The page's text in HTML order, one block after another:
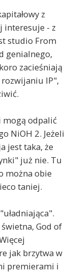
z
interesuje - z
studio From
genialnego,
zacieśniają
rozwijaniu IP",
mogą odpalić
NiOH 2. Jeżeli
jest taka, że
już nie. Tu
można obie
taniej.
God of
jak brzytwa w
premierami i